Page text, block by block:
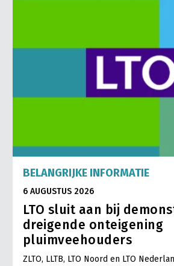
BELANGRIJKE INFORMATIE
6 AUGUSTUS 2026
LTO sluit aan bij
dreigende onteigening
pluimveehouders
ZLTO, LLTB, LTO Noord en LTO